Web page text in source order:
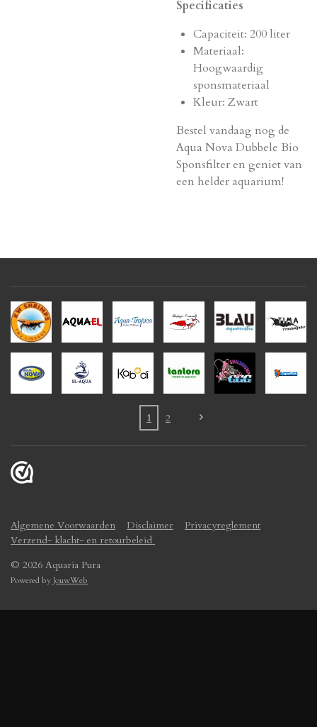
Specificaties
Capaciteit: 200 liter
Materiaal:
Hoogwaardig
sponsmateriaal
Kleur: Zwart
Bestel vandaag nog de
Aqua Nova Dubbele Bio
Sponsfilter en geniet van
een helder aquarium!
1 2
Algemene Voorwaarden Disclaimer
Privacyreglement
Verzend- klacht- en retourbeleid
© 2026 Aquaria Pura
Powered byJouwWeb